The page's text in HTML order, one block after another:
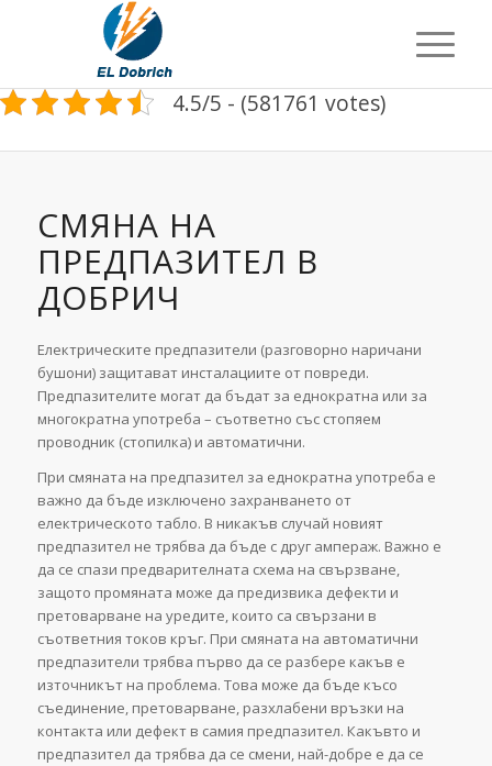
4.5/5 - (581761 votes)
СМЯНА НА
ПРЕДПАЗИТЕЛ В
ДОБРИЧ
Електрическите предпазители (разговорно наричани
бушони) защитават инсталациите от повреди.
Предпазителите могат да бъдат за еднократна или за
многократна употреба – съответно със стопяем
проводник (стопилка) и автоматични.
При смяната на предпазител за еднократна употреба е
важно да бъде изключено захранването от
електрическото табло. В никакъв случай новият
предпазител не трябва да бъде с друг ампераж. Важно е
да се спази предварителната схема на свързване,
защото промяната може да предизвика дефекти и
претоварване на уредите, които са свързани в
съответния токов кръг. При смяната на автоматични
предпазители трябва първо да се разбере какъв е
източникът на проблема. Това може да бъде късо
съединение, претоварване, разхлабени връзки на
контакта или дефект в самия предпазител. Какъвто и
предпазител да трябва да се смени, най-добре е да се